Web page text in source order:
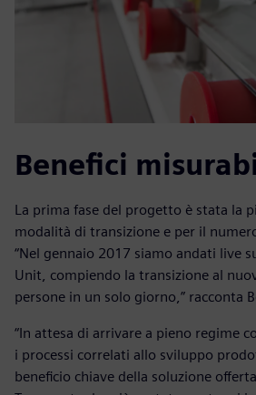
Benefici
La prima fase del progetto è stata la
modalità di transizione e per il
“Nel gennaio 2017 siamo andati live
Unit, compiendo la transizione al
persone in un solo giorno,” racconta
“In attesa di arrivare a pieno regime
i processi correlati allo sviluppo
beneficio chiave della soluzione